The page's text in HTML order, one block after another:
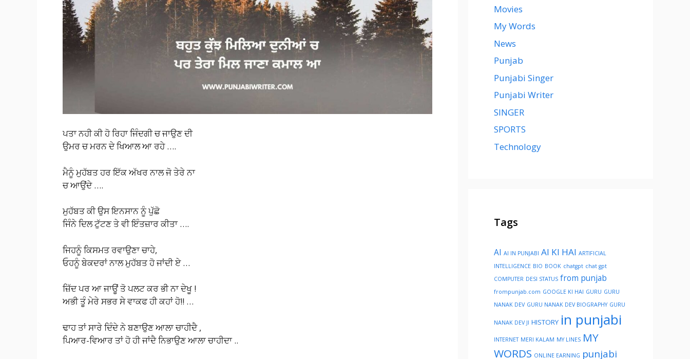
ਪਤਾ ਨਹੀ ਕੀ ਹੋ ਰਿਹਾ ਜਿੰਦਗੀ ਚ ਜਾਉਣ ਦੀ
ਉਮਰ ਚ ਮਰਨ ਦੇ ਖਿਆਲ ਆ ਰਹੇ ….
ਮੈਨੂੰ ਮੁਹੱਬਤ ਹਰ ਇੱਕ ਅੱਖਰ ਨਾਲ ਜੋ ਤੇਰੇ ਨਾ
ਚ ਆਉਂਦੇ ….
ਮੁਹੱਬਤ ਕੀ ਉਸ ਇਨਸਾਨ ਨੂੰ ਪੁੱਛੋ
ਜਿੰਨੇ ਦਿਲ ਟੁੱਟਣ ਤੇ ਵੀ ਇੰਤਜ਼ਾਰ ਕੀਤਾ ….
ਜਿਹਨੂੰ ਕਿਸਮਤ ਰਵਾਉਣਾ ਚਾਹੇ,
ਓਹਨੂੰ ਬੇਕਦਰਾਂ ਨਾਲ ਮੁਹੱਬਤ ਹੋ ਜਾਂਦੀ ਏ …
ਜ਼ਿੱਦ ਪਰ ਆ ਜਾਊਂ ਤੋ ਪਲਟ ਕਰ ਭੀ ਨਾ ਦੇਖੂ !
ਅਭੀ ਤੂੰ ਮੇਰੇ ਸਭਰ ਸੇ ਵਾਕਫ ਹੀ ਕਹਾਂ ਹੋ!! …
ਢਾਹ ਤਾਂ ਸਾਰੇ ਦਿੰਦੇ ਨੇ ਬਣਾਉਣ ਆਲਾ ਚਾਹੀਦੈ ,
ਪਿਆਰ-ਵਿਆਰ ਤਾਂ ਹੋ ਹੀ ਜਾਂਦੈ ਨਿਭਾਉਣ ਆਲਾ ਚਾਹੀਦਾ ..
Movies
My Words
News
Punjab
Punjabi Singer
Punjabi Writer
SINGER
SPORTS
Technology
Tags
AI AI IN PUNJABI AI KI HAI ARTIFICIAL
INTELLIGENCE BIO BOOK chatgpt chat gpt
COMPUTER DESI STATUS from punjab
frompunjab.com GOOGLE KI HAI GURU GURU
NANAK DEV GURU NANAK DEV BIOGRAPHY GURU
NANAK DEV JI HISTORY in punjabi
INTERNET MERI KALAM MY LINES MY
WORDS ONLINE EARNING punjabi